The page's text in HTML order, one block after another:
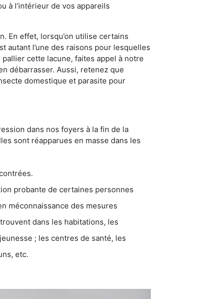
à l’intérieur de vos appareils
En effet, lorsqu’on utilise certains
autant l’une des raisons pour lesquelles
cette lacune, faites appel à notre
débarrasser. Aussi, retenez que
domestique et parasite pour
dans nos foyers à la fin de la
sont réapparues en masse dans les
probante de certaines personnes
méconnaissance des mesures
dans les habitations, les
; les centres de santé, les
etc.